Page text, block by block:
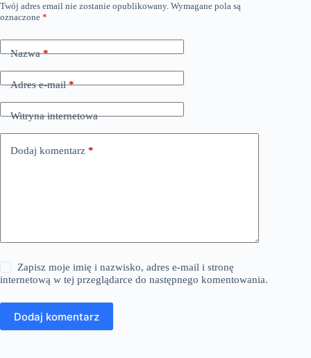
Twój adres email nie zostanie opublikowany. Wymagane pola są
oznaczone *
Nazwa*
Adres e-mail*
Witryna internetowa
Dodaj komentarz *
Zapisz moje imię i nazwisko, adres e-mail i stronę
internetową w tej przeglądarce do następnego komentowania.
Dodaj komentarz